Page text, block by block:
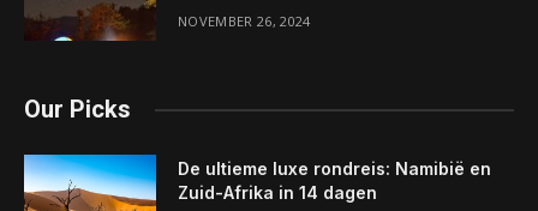
NOVEMBER 26, 2024
Our Picks
De ultieme luxe rondreis: Namibië en
Zuid-Afrika in 14 dagen